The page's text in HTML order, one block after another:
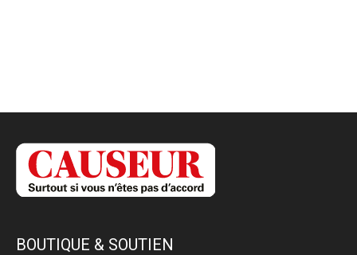
BOUTIQUE & SOUTIEN